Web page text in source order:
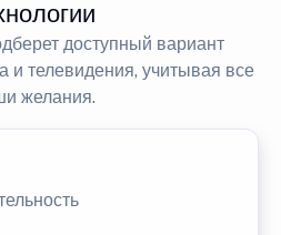
доступный вариант
и телевидения, учитывая все
желания.